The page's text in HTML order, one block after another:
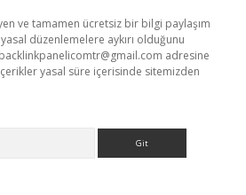
ve tamamen ücretsiz bir bilgi paylaşım
düzenlemelere aykırı olduğunu
backlinkpanelicomtr@gmail.com adresine
yasal süre içerisinde sitemizden